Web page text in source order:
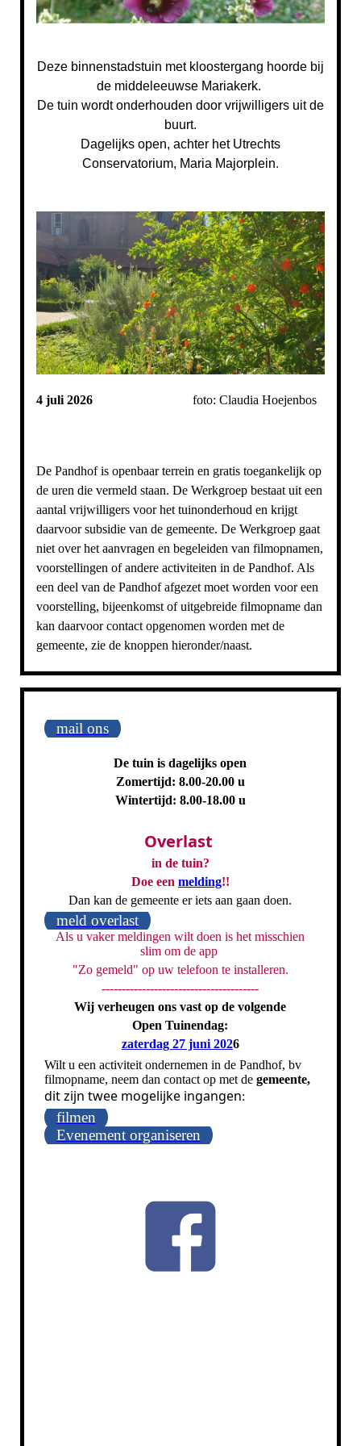
Dezebinnenstadstuin met kloostergang hoorde bij
de middeleeuwse Mariakerk.
De tuin wordtonderhouden door vrijwilligers uit de
buurt.
Dagelijks open, achter het Utrechts
Conservatorium, Maria Majorplein.
4 juli 2026 foto: Claudia Hoejenbos
De Pandhof is openbaar terrein en gratis toegankelijk op
de uren die vermeld staan. De Werkgroep bestaat uit een
aantal vrijwilligers voor het tuinonderhoud en krijgt
daarvoor subsidie van de gemeente. De Werkgroep gaat
niet over het aanvragen en begeleiden van filmopnamen,
voorstellingen of andere activiteiten in de Pandhof. Als
een deel van de Pandhof afgezet moet worden voor een
voorstelling, bijeenkomst of uitgebreide filmopname dan
kan daarvoor contact opgenomen worden met de
gemeente, zie de knoppen hieronder/naast.
mail ons
De tuin is dagelijks open
Zomertijd: 8.00-20.00 u
Wintertijd: 8.00-18.00 u
Overlast
in de tuin?
Doe een melding!!
Dan kan de gemeente er iets aan gaan doen.
meld overlast
Als u vaker meldingen wilt doen is het misschien
slim om de app
"Zo gemeld" op uw telefoon te installeren.
---------------------------------------
Wij verheugen ons vast op de volgende
Open Tuinendag:
zaterdag 27 juni 2026
Wilt u een activiteit ondernemen in de Pandhof, bv
filmopname, neem dan contact op met de gemeente,
dit zijn twee mogelijke ingangen:
filmen
Evenement organiseren